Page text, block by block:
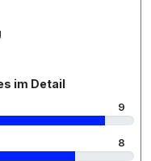
im Detail
9
8